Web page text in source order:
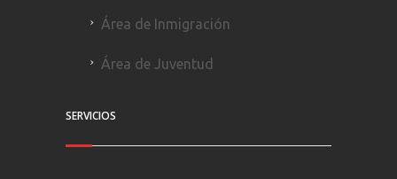
Área de Inmigración
Área de Juventud
SERVICIOS